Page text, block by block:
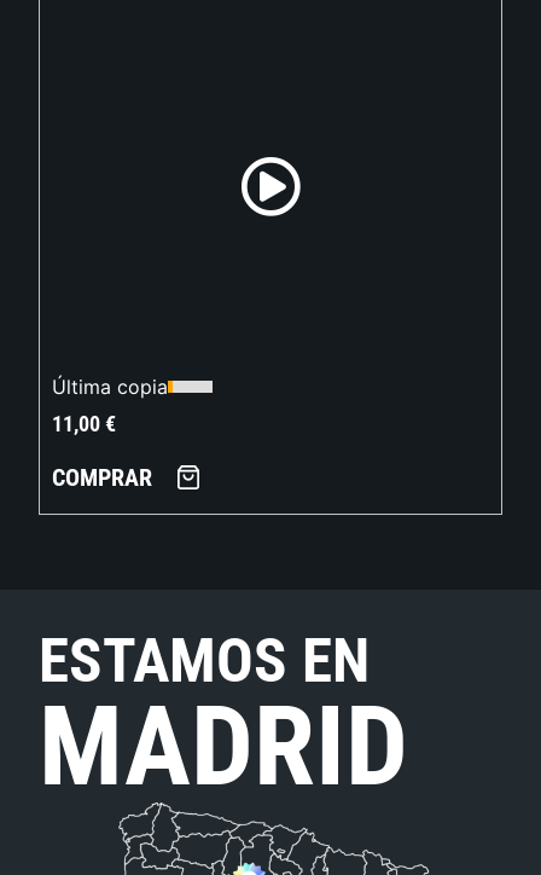
Última copia
11,00€
COMPRAR
ESTAMOS EN
MADRID